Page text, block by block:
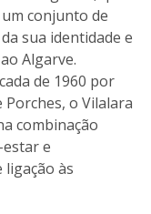
conjunto de
sua identidade e
Algarve.
de 1960 por
Porches, o Vilalara
combinação
e
às